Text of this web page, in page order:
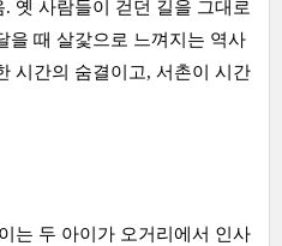
옛 사람들이 걷던 길을 그대로
을 때 살갗으로 느껴지는 역사
시간의 숨결이고, 서촌이 시간
는 두 아이가 오거리에서 인사